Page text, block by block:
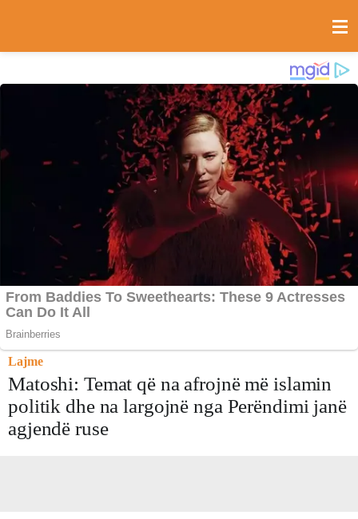
Lajme
Matoshi: Temat që na afrojnë më islamin
politik dhe na largojnë nga Perëndimi janë
agjendë ruse